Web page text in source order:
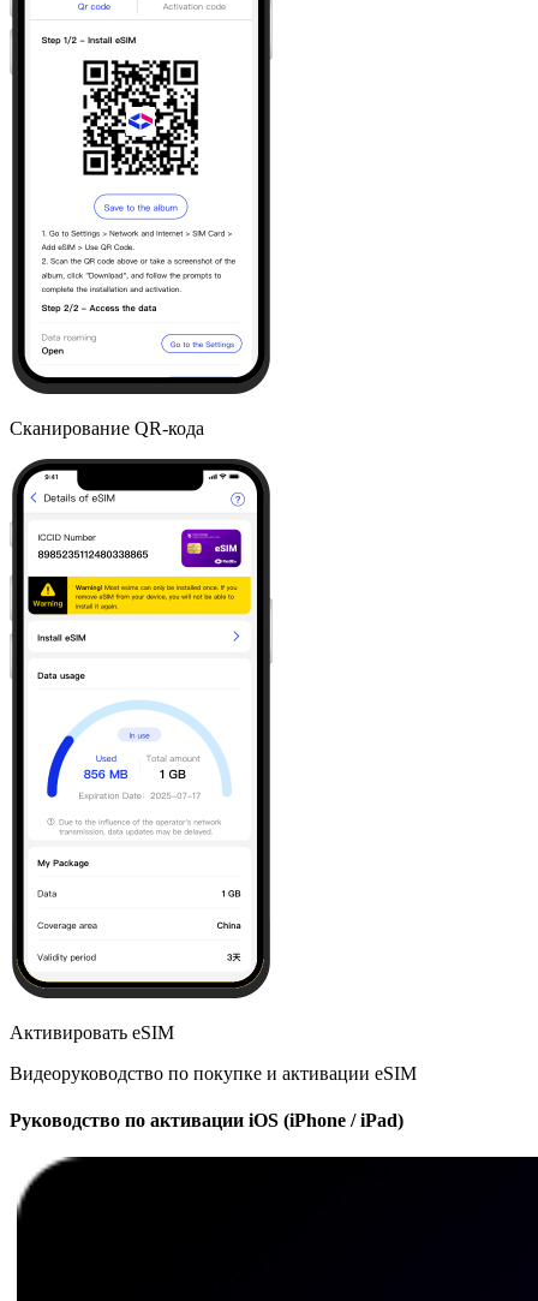
Сканирование QR-кода
Активировать eSIM
Видеоруководство по покупке и активации eSIM
Руководство по активации iOS (iPhone / iPad)